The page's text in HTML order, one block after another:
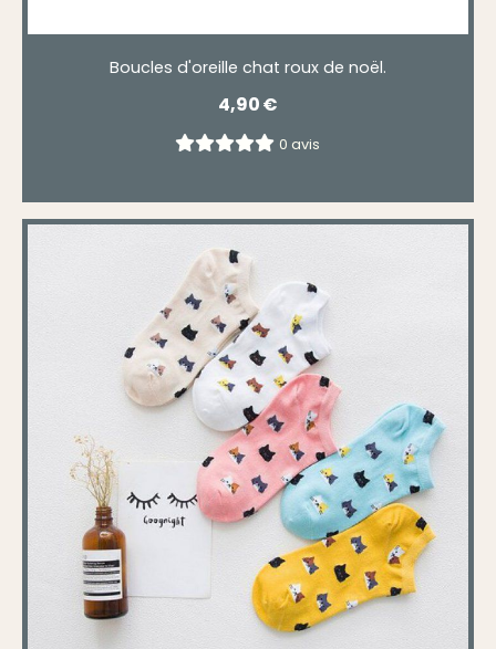
Boucles d'oreille chat roux de noël.
4,90€
0 avis